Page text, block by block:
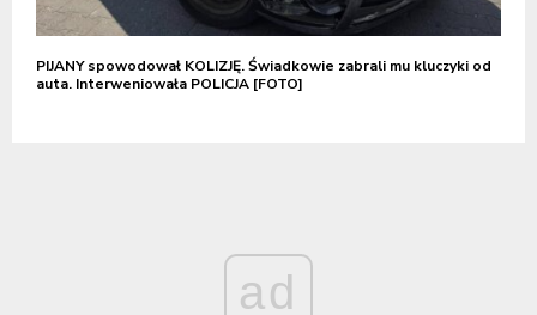
PIJANY spowodował KOLIZJĘ. Świadkowie zabrali mu kluczyki od
auta. Interweniowała POLICJA [FOTO]
ad